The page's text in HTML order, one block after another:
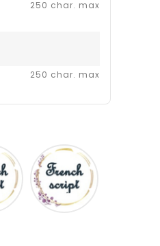
250 char. max
250 char. max
French
script